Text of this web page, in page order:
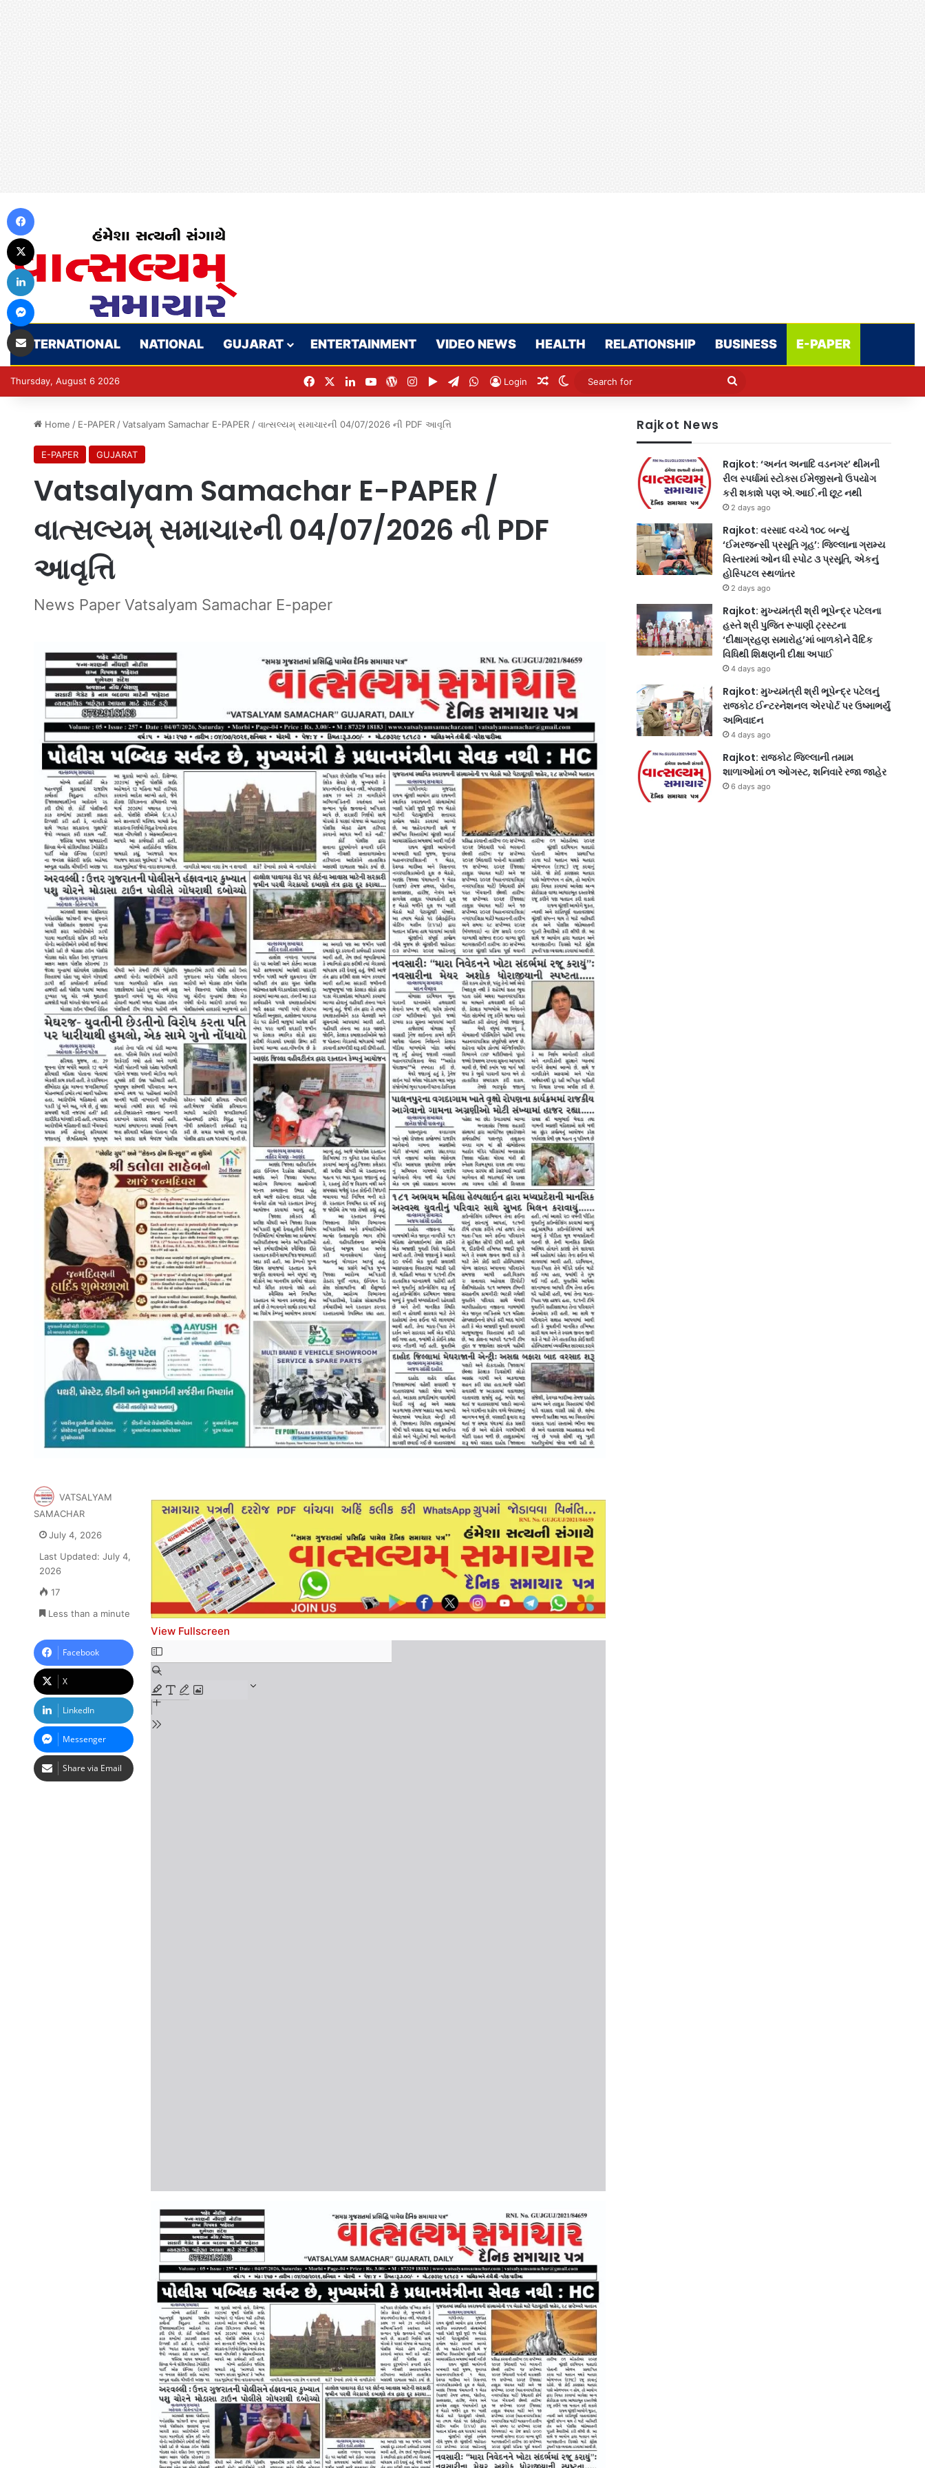
INTERNATIONAL NATIONAL GUJARAT ENTERTAINMENT VIDEO NEWS HEALTH RELATIONSHIP BUSINESS E-PAPER
Thursday, August 6 2026 FacebookLinkedInYouTubeWordPress
Instagram
Google Play
TelegramWhatsApp
Login Random Article
Switch skin
Search
Home / E-PAPER / Vatsalyam Samachar E-PAPER / વાત્સલ્યમ્ સમાચારની 04/07/2026 ની PDF આવૃત્તિ
E-PAPER GUJARAT
Vatsalyam Samachar E-PAPER /
વાત્સલ્યમ્ સમાચારની 04/07/2026 ની PDF
આવૃત્તિ
News Paper Vatsalyam Samachar E-paper
View Fullscreen
Skip
to
PDF
content
VATSALYAM
SAMACHAR
July 4, 2026
Last Updated: July 4,
2026
17
Less than a minute
Facebook
X
LinkedIn
Messenger
Share via Email
Rajkot News
Rajkot: ‘અનંત અનાદિ વડનગર’ થીમની
રીલ સ્પર્ધામાં સ્ટોક્સ ઈમેજીસનો ઉપયોગ
કરી શકાશે પણ એ.આઈ.ની છૂટ નથી
2 days ago
Rajkot: વરસાદ વચ્ચે ૧૦૮ બન્યું
‘ઈમરજન્સી પ્રસૂતિ ગૃહ’: જિલ્લાના ગ્રામ્ય
વિસ્તારમાં ઓન ધી સ્પોટ ૩ પ્રસૂતિ, એકનું
હોસ્પિટલ સ્થળાંતર
2 days ago
Rajkot: મુખ્યમંત્રી શ્રી ભૂપેન્દ્ર પટેલના
હસ્તે શ્રી પુજિત રૂપાણી ટ્રસ્ટના
‘દીક્ષાગ્રહણ સમારોહ’માં બાળકોને વૈદિક
વિધિથી શિક્ષણની દીક્ષા અપાઈ
4 days ago
Rajkot: મુખ્યમંત્રી શ્રી ભૂપેન્દ્ર પટેલનું
રાજકોટ ઈન્ટરનેશનલ એરપોર્ટ પર ઉષ્માભર્યું
અભિવાદન
4 days ago
Rajkot: રાજકોટ જિલ્લાની તમામ
શાળાઓમાં ૦૧ ઓગસ્ટ, શનિવારે રજા જાહેર
6 days ago
LinkedIn